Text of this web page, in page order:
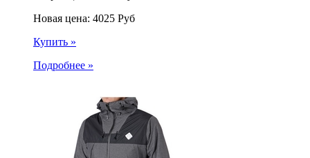
Новая цена: 4025 Руб
Купить »
Подробнее »